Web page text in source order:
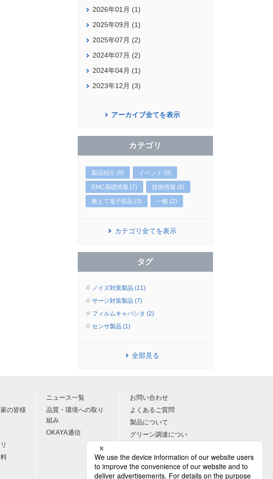
2026年01月 (1)
2025年09月 (1)
2025年07月 (2)
2024年07月 (2)
2024年04月 (1)
2023年12月 (3)
アーカイブ全てを表示
カテゴリ
製品紹介 (9) イベント (9)
EMC基礎情報 (7) 技術情報 (6)
教えて電子部品 (3) 一般 (2)
カテゴリ全てを表示
タグ
ノイズ対策製品 (11)
サージ対策製品 (7)
フィルムキャパシタ (2)
センサ製品 (1)
全部見る
の皆様
ニュース一覧
品質・環境への取り
組み
OKAYA通信
お問い合わせ
よくあるご質問
製品について
グリーン調達につい
採用について
その他